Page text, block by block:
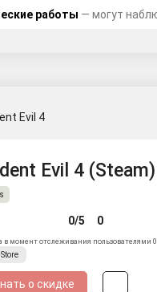
работы — могут
Evil 4
Evil 4 (Steam)
0/5 0
в момент отслеживания пользователями
Store
о скидке